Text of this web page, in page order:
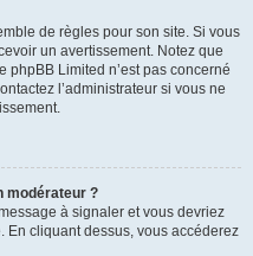
de règles pour son site. Si vous
un avertissement. Notez que
phpBB Limited n’est pas concerné
l’administrateur si vous ne
modérateur ?
à signaler et vous devriez
En cliquant dessus, vous accéderez